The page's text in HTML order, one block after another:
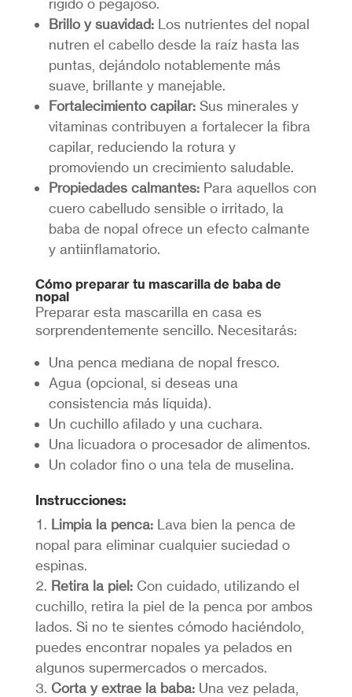
rígido o pegajoso.
Brillo y suavidad:Los nutrientes del nopal
nutren el cabello desde la raíz hasta las
puntas, dejándolo notablemente más
suave, brillante y manejable.
Fortalecimiento capilar:Sus minerales y
vitaminas contribuyen a fortalecer la fibra
capilar, reduciendo la rotura y
promoviendo un crecimiento saludable.
Propiedades calmantes:Para aquellos con
cuero cabelludo sensible o irritado, la
baba de nopal ofrece un efecto calmante
y antiinflamatorio.
Cómo preparar tu mascarilla de baba de
nopal
Preparar esta mascarilla en casa es
sorprendentemente sencillo. Necesitarás:
Una penca mediana de nopal fresco.
Agua (opcional, si deseas una
consistencia más líquida).
Un cuchillo afilado y una cuchara.
Una licuadora o procesador de alimentos.
Un colador fino o una tela de muselina.
Instrucciones:
Limpia la penca:Lava bien la penca de
nopal para eliminar cualquier suciedad o
espinas.
Retira la piel:Con cuidado, utilizando el
cuchillo, retira la piel de la penca por ambos
lados. Si no te sientes cómodo haciéndolo,
puedes encontrar nopales ya pelados en
algunos supermercados o mercados.
Corta y extrae la baba:Una vez pelada,